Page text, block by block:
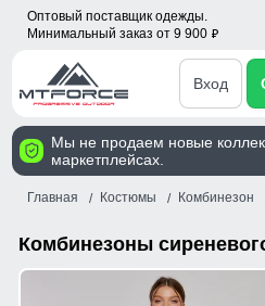
Оптовый поставщик одежды.
Минимальный заказ от 9 900 p
Вход
Мы не продаем новые
маркетплейсах.
Главная Костюмы Комбинезон
Комбинезоны